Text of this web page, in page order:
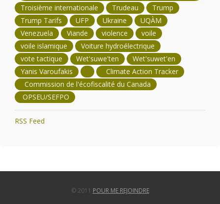
Troisième internationale
Trudeau
Trump
Trump Tarifs
UFP Ukraine
UQÀM
Venezuela
Viande violence
voile
voile islamique
Voiture hydroélectrique
vote tactique
Wet'suwe'ten
Wet'suwet'en
Yanis Varoufakis
Climate Action Tracker
Commission de l'écofiscalité du Canada
OPSEU/SEFPO
RSS Feed
© 2011 POUR ME REJOINDRE